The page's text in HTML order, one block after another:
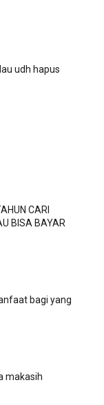
udh hapus
CARI
BISA BAYAR
bagi yang
makasih